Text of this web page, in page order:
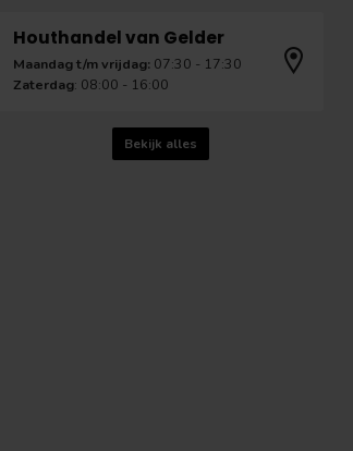
Houthandel van Gelder
Maandag t/m vrijdag: 07:30 - 17:30
Zaterdag: 08:00 - 16:00
Bekijk alles